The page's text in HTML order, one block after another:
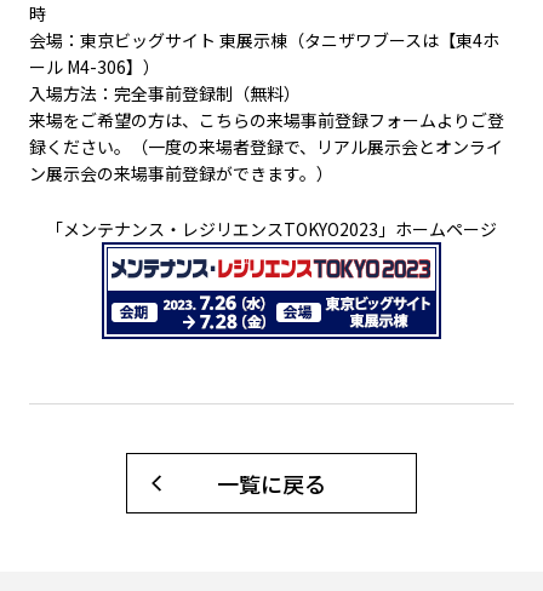
時
会場：東京ビッグサイト 東展示棟（タニザワブースは【東4ホ
ール M4-306】）
入場方法 ：完全事前登録制（無料）
来場をご希望の方は、こちらの来場事前登録フォームよりご登
録ください。（一度の来場者登録で、リアル展示会とオンライ
ン展示会の来場事前登録ができます。）
「メンテナンス・レジリエンスTOKYO2023」ホームページ
一覧に戻る